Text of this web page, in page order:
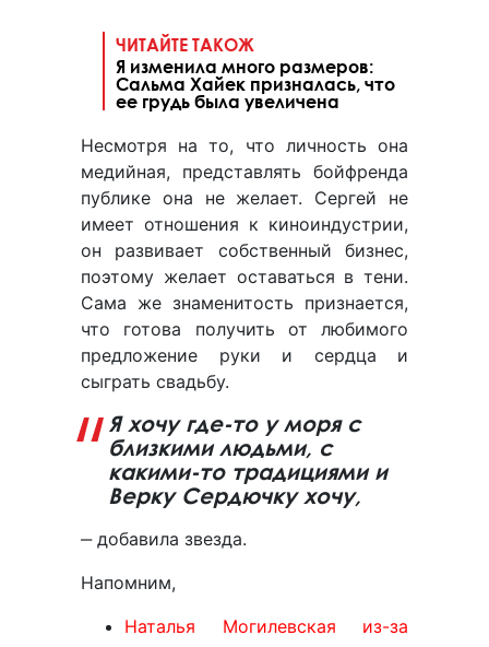
ЧИТАЙТЕ ТАКОЖ
Я изменила много размеров:
Сальма Хайек призналась, что
ее грудь была увеличена
Несмотря на то, что личность она
медийная, представлять бойфренда
публике она не желает. Сергей не
имеет отношения к киноиндустрии,
он развивает собственный бизнес,
поэтому желает оставаться в тени.
Сама же знаменитость признается,
что готова получить от любимого
предложение руки и сердца и
сыграть свадьбу.
Я хочу где-то у моря с
близкими людьми, с
какими-то традициями и
Верку Сердючку хочу,
‒ добавила звезда.
Напомним,
Наталья Могилевская из-за